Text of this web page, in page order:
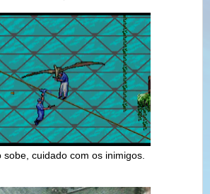
sobe, cuidado com os inimigos.